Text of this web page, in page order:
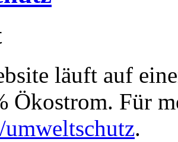
läuft auf
Ökostrom. Für
.